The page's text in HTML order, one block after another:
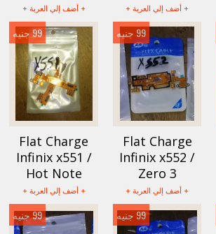
+ أضف إلي العربة + + أضف إلي العربة +
Flat Charge
Infinix x552 /
Zero 3
+ أضف إلي العربة +
99 جنيه
Flat Charge
Infinix x551 /
Hot Note
+ أضف إلي العربة +
99 جنيه
99 جنيه 99 جنيه